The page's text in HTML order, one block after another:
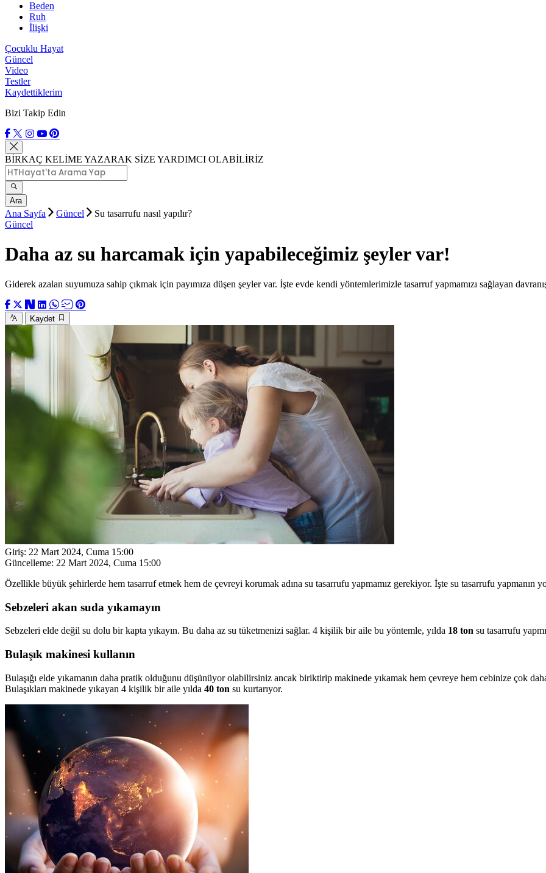
Beden
Ruh
İlişki
Çocuklu Hayat
Güncel
Video
Testler
Kaydettiklerim
Bizi Takip Edin
BİRKAÇ KELİME YAZARAK SİZE YARDIMCI OLABİLİRİZ
Ara
Ana Sayfa Güncel
Su tasarrufu nasıl yapılır?
Güncel
Daha az su harcamak için yapabileceğimiz şeyler var!
Giderek azalan suyumuza sahip çıkmak için payımıza düşen şeyler var. İşte evde kendi yöntemlerimizle tasarruf yapmamızı sağlayan
Kaydet
Giriş: 22 Mart 2024, Cuma 15:00
Güncelleme: 22 Mart 2024, Cuma 15:00
Özellikle büyük şehirlerde hem tasarruf etmek hem de çevreyi korumak adına su tasarrufu yapmamız gerekiyor. İşte su tasarrufu yapmanın
Sebzeleri akan suda yıkamayın
Sebzeleri elde değil su dolu bir kapta yıkayın. Bu daha az su tüketmenizi sağlar. 4 kişilik bir aile bu yöntemle, yılda 18 ton su tasarrufu
Bulaşık makinesi kullanın
Bulaşığı elde yıkamanın daha pratik olduğunu düşünüyor olabilirsiniz ancak biriktirip makinede yıkamak hem çevreye hem cebinize çok
Bulaşıkları makinede yıkayan 4 kişilik bir aile yılda 40 ton su kurtarıyor.